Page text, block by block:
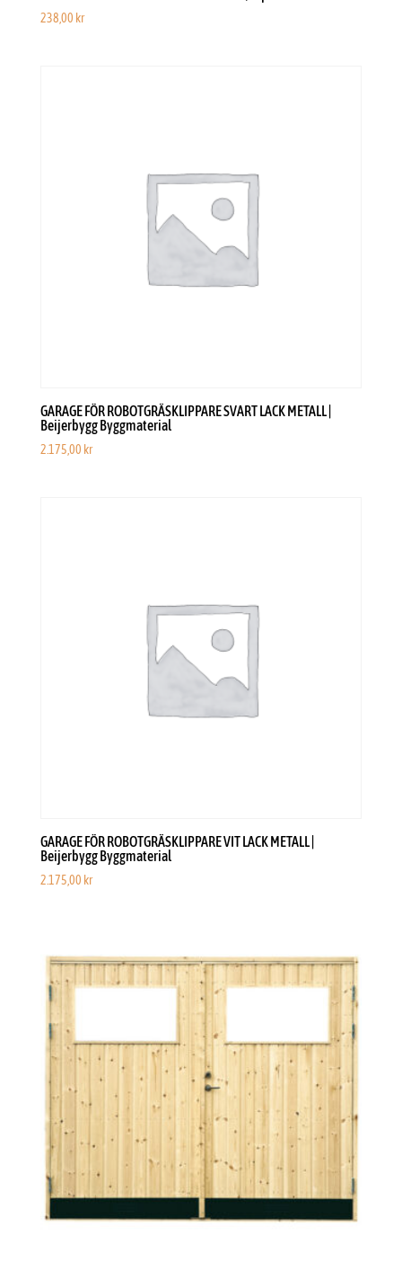
238,00 kr
GARAGE FÖR ROBOTGRÄSKLIPPARE SVART LACK METALL |
Beijerbygg Byggmaterial
2.175,00 kr
GARAGE FÖR ROBOTGRÄSKLIPPARE VIT LACK METALL |
Beijerbygg Byggmaterial
2.175,00 kr